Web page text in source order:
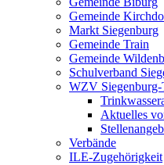
Gemeinde
Markt Siegenburg
Gemeinde Train
Gemeinde
Schulverband
WZV Siegenburg-
Aktuelles
Verbände
ILE-Zugehörigkeit